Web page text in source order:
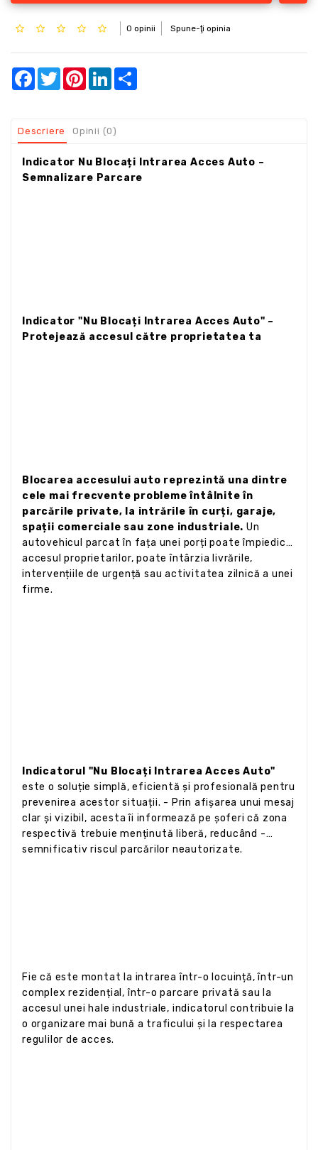
0 opinii Spune-ţi opinia
Facebook
TwitterPinterestLinkedIn
Descriere Opinii (0)
Indicator Nu Blocați Intrarea Acces Auto –
Semnalizare Parcare
Indicator "Nu Blocați Intrarea Acces Auto" –
Protejează accesul către proprietatea ta
Blocarea accesului auto reprezintă una dintre
cele mai frecvente probleme întâlnite în
parcările private, la intrările în curți, garaje,
spații comerciale sau zone industriale. Un
autovehicul parcat în fața unei porți poate împiedica
accesul proprietarilor, poate întârzia livrările,
intervențiile de urgență sau activitatea zilnică a unei
firme.
Indicatorul "Nu Blocați Intrarea Acces Auto"
este o soluție simplă, eficientă și profesională pentru
prevenirea acestor situații. - Prin afișarea unui mesaj
clar și vizibil, acesta îi informează pe șoferi că zona
respectivă trebuie menținută liberă, reducând -
semnificativ riscul parcărilor neautorizate.
Fie că este montat la intrarea într-o locuință, într-un
complex rezidențial, într-o parcare privată sau la
accesul unei hale industriale, indicatorul contribuie la
o organizare mai bună a traficului și la respectarea
regulilor de acces.